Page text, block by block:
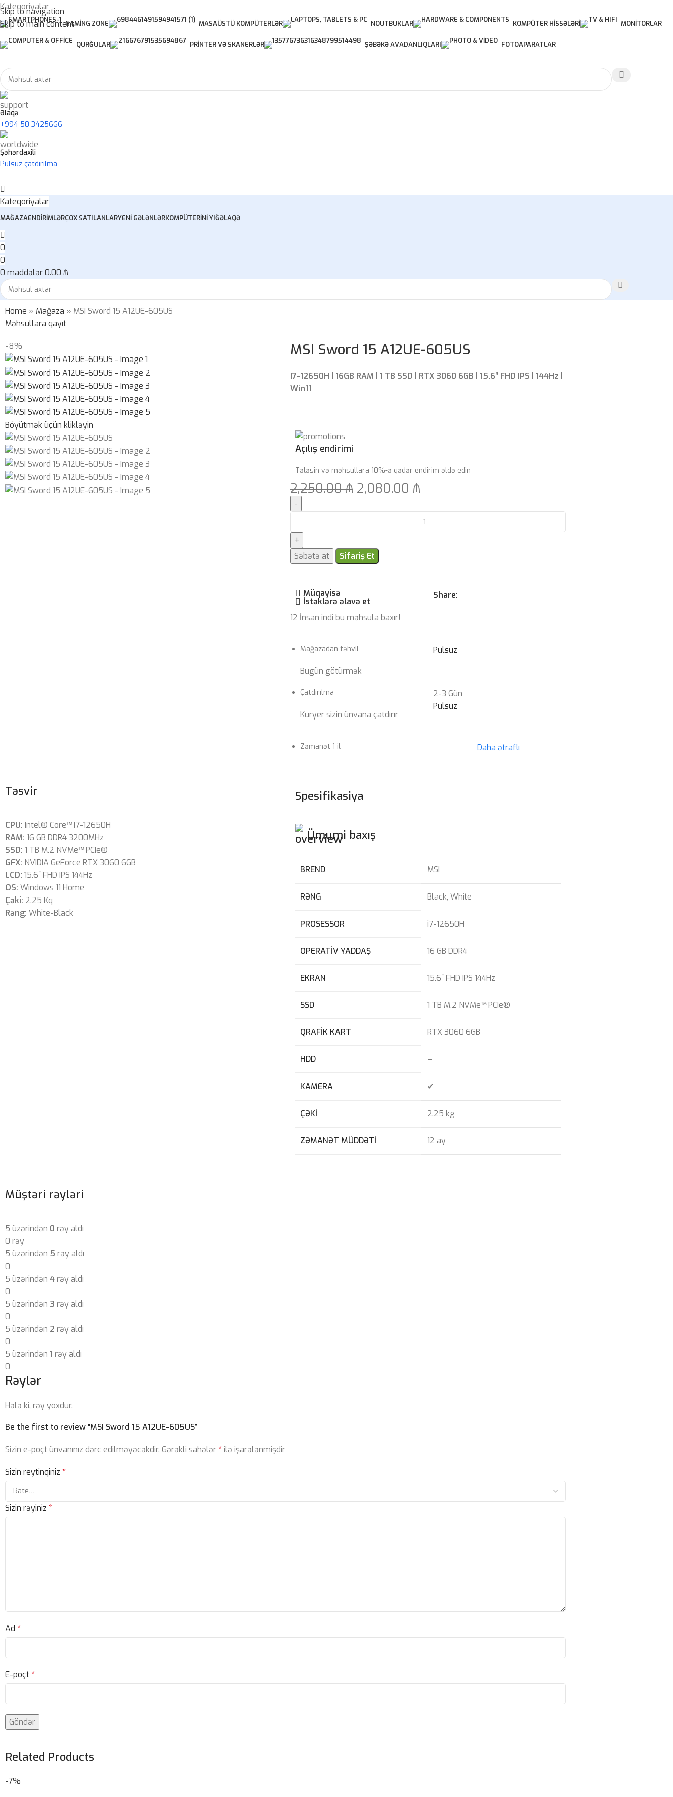
Skip to navigation
Skip to main content
Kateqoriyalar
GAMING ZONE MASAÜSTÜ KOMPÜTERLƏR NOUTBUKLAR KOMPÜTER HISSƏLƏRI MONITORLAR
QURĞULAR PRINTER VƏ SKANERLƏR ŞƏBƏKƏ AVADANLIQLARI FOTOAPARATLAR
Əlaqə
+994 50 3425666
Şəhərdaxili
Pulsuz çatdırılma
Kateqoriyalar
MAĞAZAENDIRIMLƏRÇOX SATILANLARYENI GƏLƏNLƏRKOMPÜTERINI YIĞƏLAQƏ
0
0
0 maddələr0.00 ₼
Home » Mağaza » MSI Sword 15 A12UE-605US
Məhsullara qayıt
-8%
Böyütmək üçün klikləyin
MSI Sword 15 A12UE-605US
I7-12650H | 16GB RAM | 1 TB SSD | RTX 3060 6GB | 15.6″ FHD IPS | 144Hz |
Win11
Açılış endirimi
Tələsin və məhsullara 10%-ə qədər endirim əldə edin
2,250.00₼ 2,080.00 ₼
Səbətə at Sifariş Et
Müqayisə
İstəklərə əlavə et
Share:
12 İnsan indi bu məhsula baxır!
Mağazadan təhvil
Bugün götürmək
Pulsuz
Çatdırılma
Kuryer sizin ünvana çatdırır
2-3 Gün
Pulsuz
Zəmanət 1 il Daha ətraflı
Təsvir
CPU: Intel® Core™ I7-12650H
RAM: 16 GB DDR4 3200MHz
SSD: 1 TB M.2 NVMe™ PCIe®
GFX: NVIDIA GeForce RTX 3060 6GB
LCD: 15.6″ FHD IPS 144Hz
OS: Windows 11 Home
Çəki: 2.25 Kq
Rəng: White-Black
Spesifikasiya
Ümumi baxış
BREND MSI
RƏNG Black, White
PROSESSOR i7-12650H
OPERATIV YADDAŞ 16 GB DDR4
EKRAN 15.6″ FHD IPS 144Hz
SSD 1 TB M.2 NVMe™ PCIe®
QRAFIK KART RTX 3060 6GB
HDD –
KAMERA ✔
ÇƏKI 2.25 kg
ZƏMANƏT MÜDDƏTI 12 ay
Müştəri rəyləri
5 üzərindən 0 rəy aldı
0 rəy
5 üzərindən 5 rəy aldı
0
5 üzərindən 4rəy aldı
0
5 üzərindən 3 rəy aldı
0
5 üzərindən 2 rəy aldı
0
5 üzərindən 1 rəy aldı
0
Rəylər
Hələ ki, rəy yoxdur.
Be the first to review “MSI Sword 15 A12UE-605US”
Sizin e-poçt ünvanınız dərc edilməyəcəkdir. Gərəkli sahələr*ilə işarələnmişdir
Sizin reytinqiniz *
Sizin rəyiniz *
Ad *
E-poçt*
Related Products
-7%